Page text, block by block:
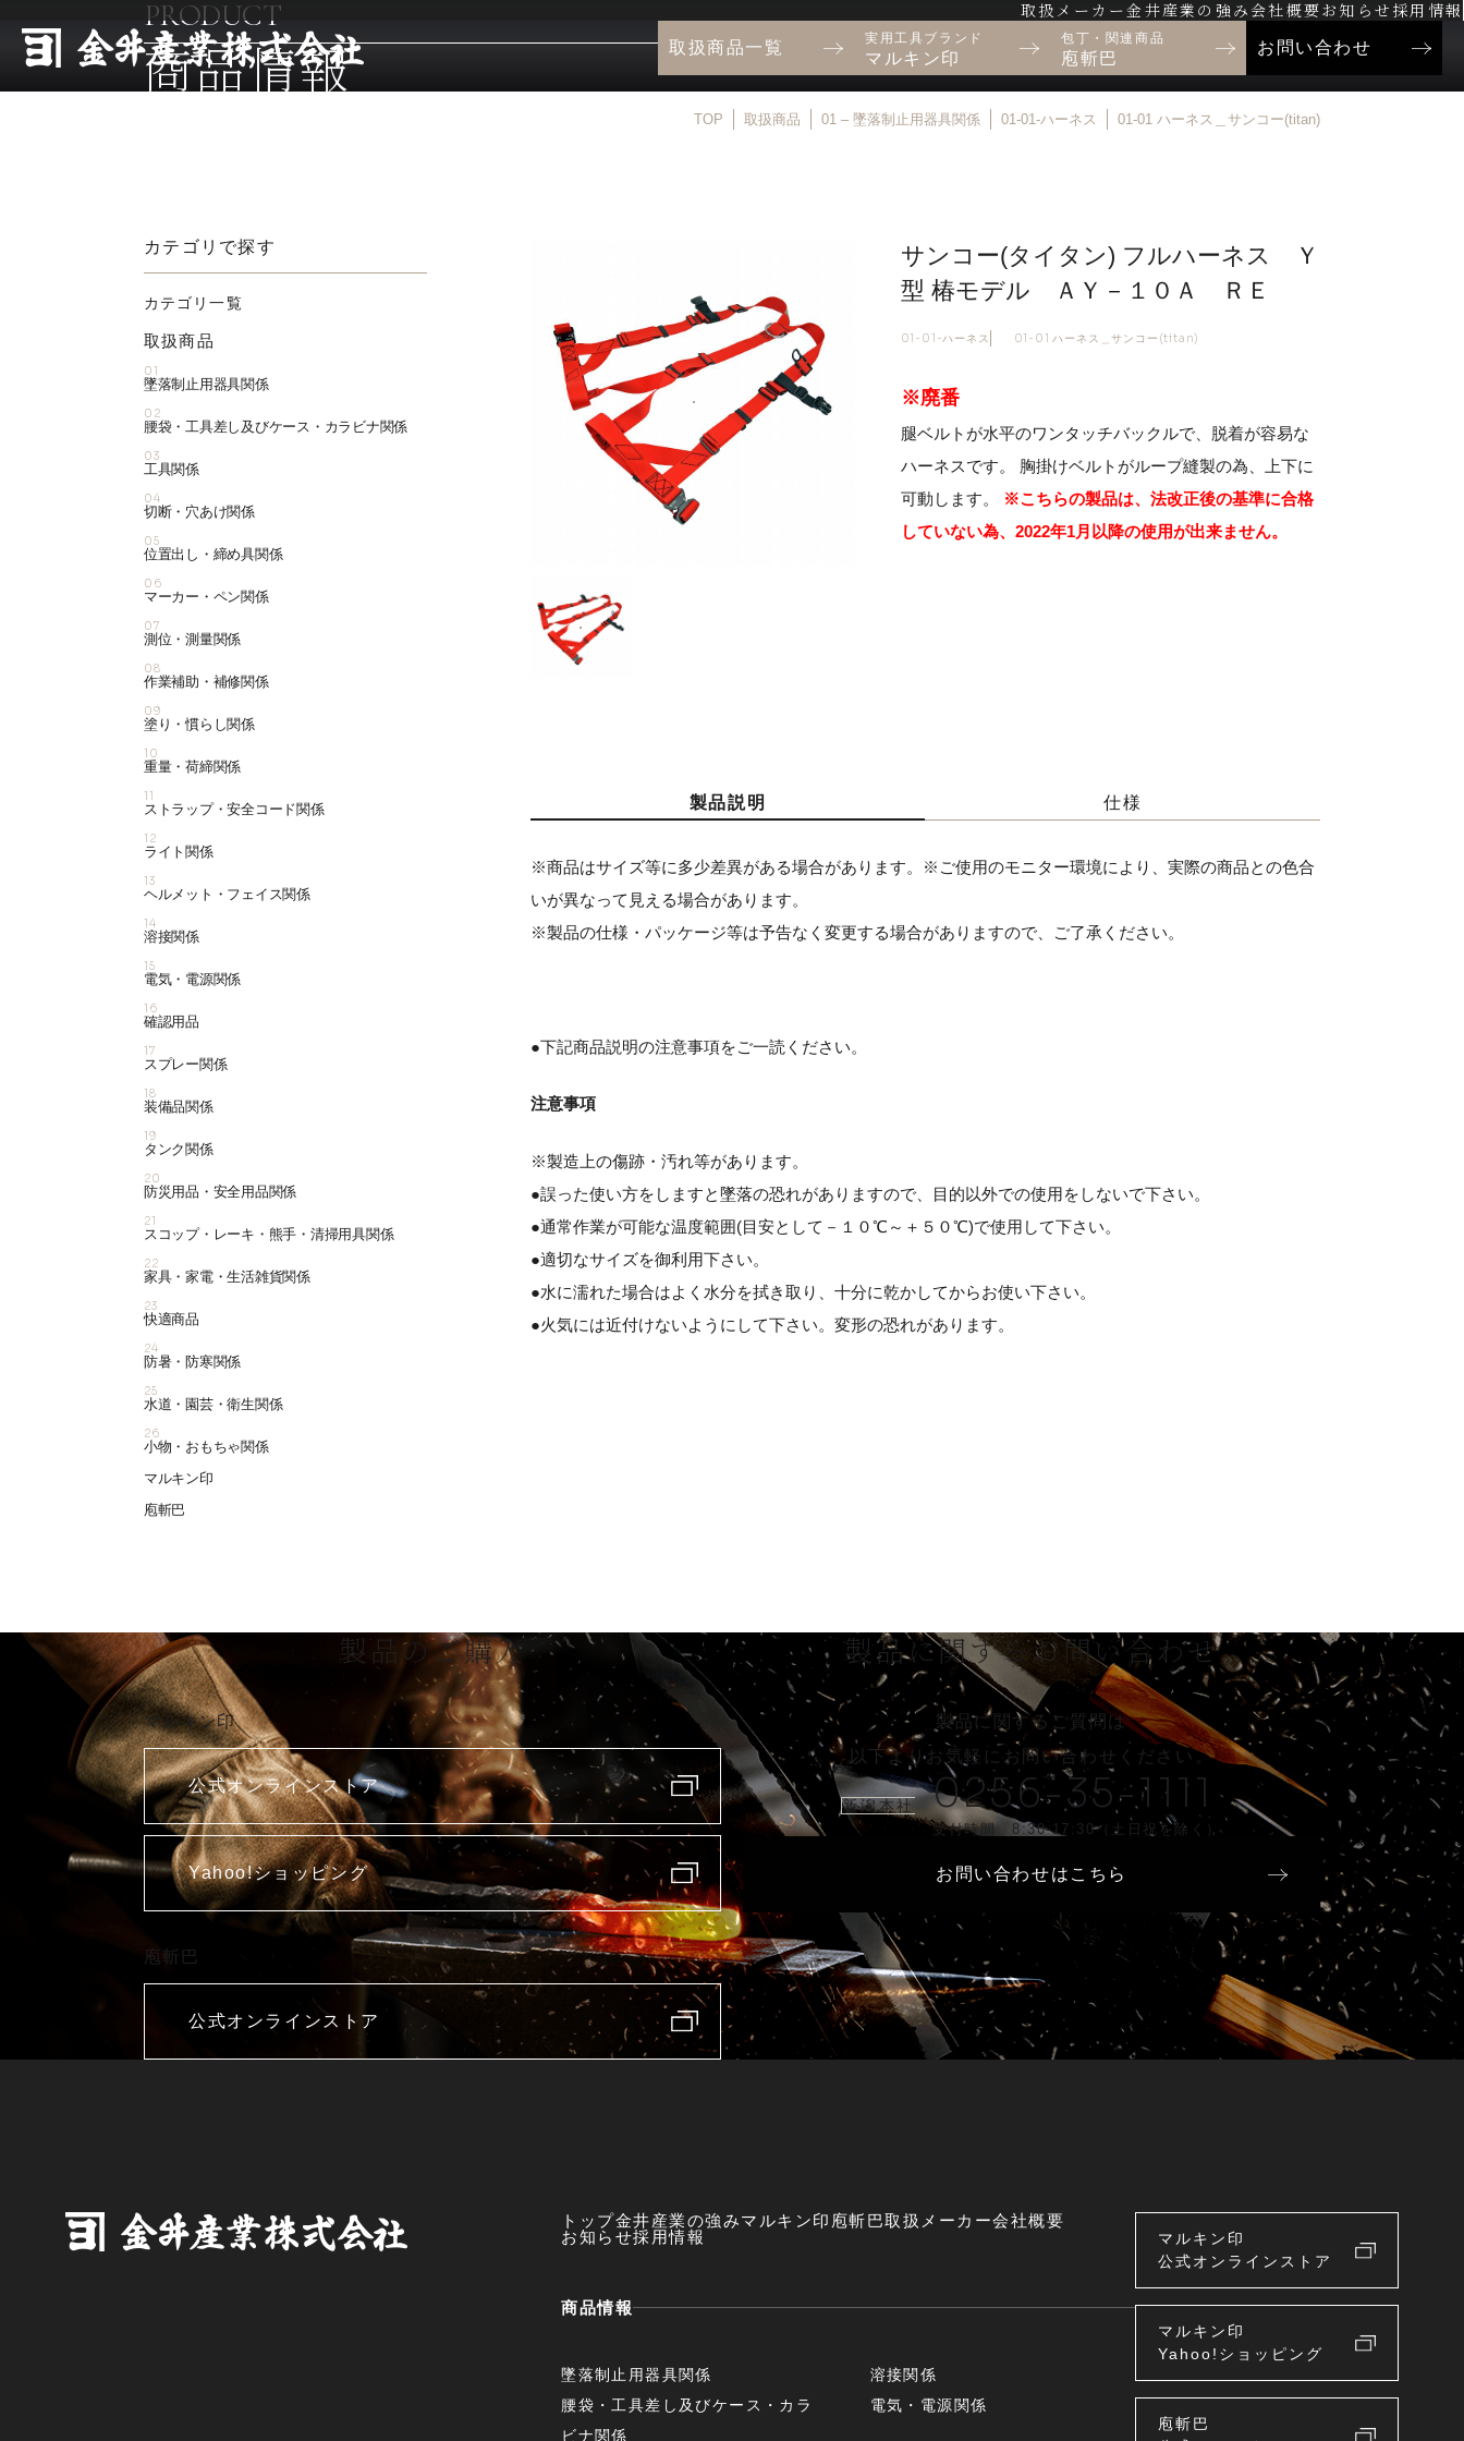
取扱メーカー金井産業の強み 会社概要お知らせ 採用情報
取扱商品一覧 実用工具ブランド
マルキン印
包丁・関連商品
庖斬巴
お問い合わせ
PRODUCT
商品情報
TOP 取扱商品 01 – 墜落制止用器具関係 01-01-ハーネス 01-01 ハーネス＿サンコー(titan)
サンコー(タイタン) フルハーネス Ｙ
型 椿モデル ＡＹ－１０Ａ ＲＥ
01-01-ハーネス 01-01 ハーネス＿サンコー(titan)
※廃番
腿ベルトが水平のワンタッチバックルで、脱着が容易な
ハーネスです。 胸掛けベルトがループ縫製の為、上下に
可動します。
※こちらの製品は、法改正後の基準に合格
していない為、2022年1月以降の使用が出来ません。
製品説明 仕様
※商品はサイズ等に多少差異がある場合があります。※ご使用のモニター環境により、実際の商品との色合
いが異なって見える場合があります。
※製品の仕様・パッケージ等は予告なく変更する場合がありますので、ご了承ください。
●下記商品説明の注意事項をご一読ください。
注意事項
※製造上の傷跡・汚れ等があります。
●誤った使い方をしますと墜落の恐れがありますので、目的以外での使用をしないで下さい。
●通常作業が可能な温度範囲(目安として－１０℃～＋５０℃)で使用して下さい。
●適切なサイズを御利用下さい。
●水に濡れた場合はよく水分を拭き取り、十分に乾かしてからお使い下さい。
●火気には近付けないようにして下さい。変形の恐れがあります。
カテゴリで探す
カテゴリ一覧
取扱商品
01
墜落制止用器具関係
02
腰袋・工具差し及びケース・カラビナ関係
03
工具関係
04
切断・穴あけ関係
05
位置出し・締め具関係
06
マーカー・ペン関係
07
測位・測量関係
08
作業補助・補修関係
09
塗り・慣らし関係
10
重量・荷締関係
11
ストラップ・安全コード関係
12
ライト関係
13
ヘルメット・フェイス関係
14
溶接関係
15
電気・電源関係
16
確認用品
17
スプレー関係
18
装備品関係
19
タンク関係
20
防災用品・安全用品関係
21
スコップ・レーキ・熊手・清掃用具関係
22
家具・家電・生活雑貨関係
23
快適商品
24
防暑・防寒関係
25
水道・園芸・衛生関係
26
小物・おもちゃ関係
マルキン印
庖斬巴
製品のご購入
マルキン印
公式オンラインストア
Yahoo!ショッピング
庖斬巴
公式オンラインストア
製品に関するお問い合わせ
製品に関するご質問は
以下よりお気軽に
お問い合わせください。
新潟本社 0256-35-1111
受付時間 8:30-17:30（土日祝を除く）
お問い合わせはこちら
トップ金井産業の強みマルキン印 庖斬巴取扱メーカー会社概要
お知らせ採用情報
商品情報
墜落制止用器具関係
腰袋・工具差し及びケース・カラ
ビナ関係
溶接関係
電気・電源関係
マルキン印
公式オンラインストア
マルキン印
Yahoo!ショッピング
庖斬巴